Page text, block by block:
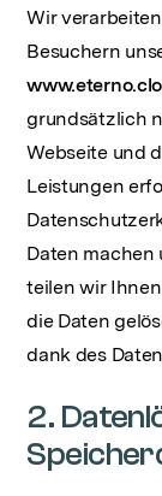
Wir
Besuchern
grundsätzlich
Webseite und
Leistungen
Daten machen
teilen wir
die Daten
dank des
2.